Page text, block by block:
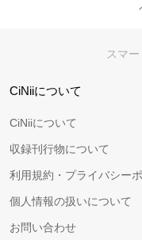
スマ
CiNiiについて
CiNiiについて
収録刊行物について
利用規約・プライバシー
個人情報の扱いについて
お問い合わせ